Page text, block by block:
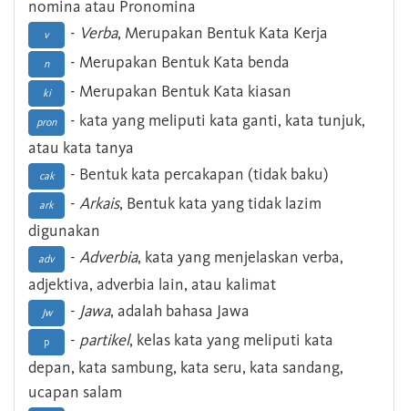
nomina atau Pronomina
v - Verba, Merupakan Bentuk Kata Kerja
n - Merupakan Bentuk Kata benda
ki - Merupakan Bentuk Kata kiasan
pron
- kata yang meliputi kata ganti, kata tunjuk,
atau kata tanya
cak - Bentuk kata percakapan (tidak baku)
ark - Arkais, Bentuk kata yang tidak lazim
digunakan
adv - Adverbia, kata yang menjelaskan verba,
adjektiva, adverbia lain, atau kalimat
Jw - Jawa, adalah bahasa Jawa
p - partikel, kelas kata yang meliputi kata
depan, kata sambung, kata seru, kata sandang,
ucapan salam